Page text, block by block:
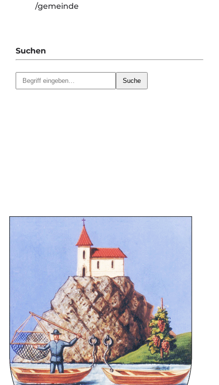
/gemeinde
Suchen
Suche